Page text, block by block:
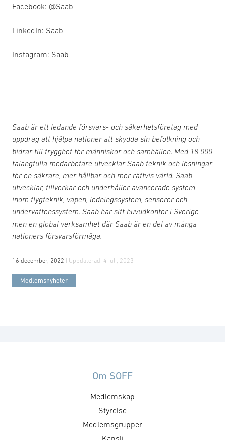
Facebook: @Saab
LinkedIn: Saab
Instagram: Saab
Saab är ett ledande försvars- och säkerhetsföretag med
uppdrag att hjälpa nationer att skydda sin befolkning och
bidrar till trygghet för människor och samhällen. Med 18 000
talangfulla medarbetare utvecklar Saab teknik och lösningar
för en säkrare, mer hållbar och mer rättvis värld. Saab
utvecklar, tillverkar och underhåller avancerade system
inom flygteknik, vapen, ledningssystem, sensorer och
undervattenssystem. Saab har sitt huvudkontor i Sverige
men en global verksamhet där Saab är en del av många
nationers försvarsförmåga.
16 december, 2022 | Uppdaterad: 4 juli, 2023
Medlemsnyheter
Om SOFF
Medlemskap
Styrelse
Medlemsgrupper